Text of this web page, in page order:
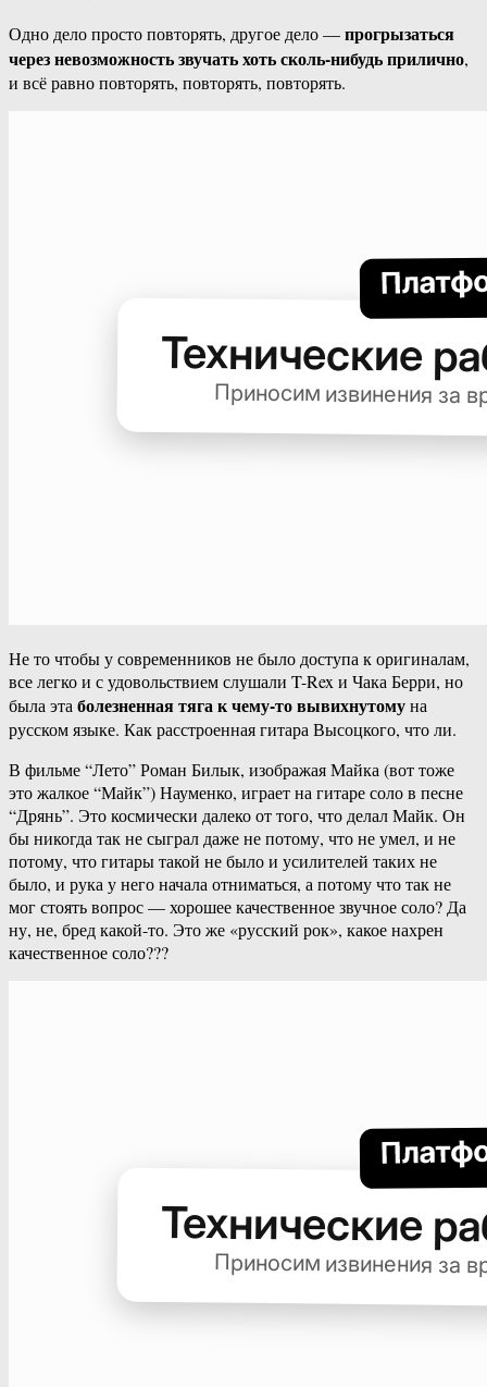
Одно дело просто повторять, другое дело —прогрызаться
через невозможность звучать хоть сколь-нибудь прилично,
и всё равно повторять, повторять, повторять.
Не то чтобы у современников не было доступа к оригиналам,
все легко и с удовольствием слушали T-Rex и Чака Берри, но
была этаболезненная тяга к чему-то вывихнутомуна
русском языке. Как расстроенная гитара Высоцкого, что ли.
В фильме “Лето” Роман Билык, изображая Майка (вот тоже
это жалкое “Майк”) Науменко, играет на гитаре соло в песне
“Дрянь”. Это космически далеко от того, что делал Майк. Он
бы никогда так не сыграл даже не потому, что не умел, и не
потому, что гитары такой не было и усилителей таких не
было, и рука у него начала отниматься, а потому что так не
мог стоять вопрос — хорошее качественное звучное соло? Да
ну, не, бред какой-то. Это же «русский рок», какое нахрен
качественное соло???